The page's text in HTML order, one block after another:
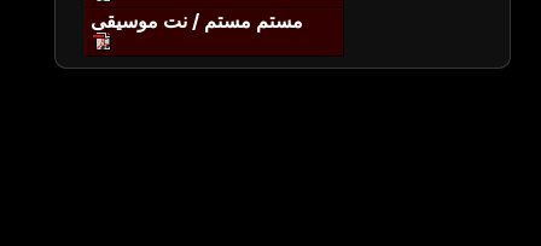
مستم مستم / نت موسیقی